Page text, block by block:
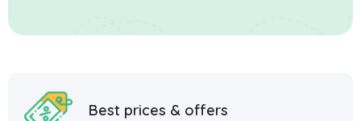
Best prices & offers